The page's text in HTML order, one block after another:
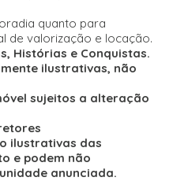
quanto para
de valorização e locação.
Histórias e Conquistas.
ilustrativas, não
sujeitos a alteração
ilustrativas das
e podem não
anunciada.